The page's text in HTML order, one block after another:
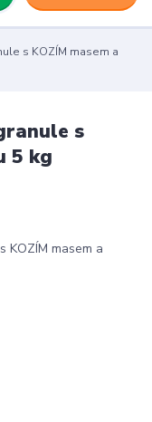
s KOZÍM masem a
s
5 kg